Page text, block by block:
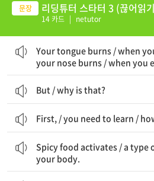
리딩튜터 스타터 3 (끊어읽
14 카드 | netutor
Your tongue burns / when
your nose burns / when you
But / why is that?
First, / you need to learn /
Spicy food activates / a type
your body.